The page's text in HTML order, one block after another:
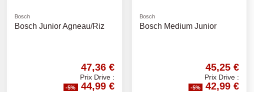
Bosch
Bosch Junior Agneau/Riz
47,36 €
Prix Drive :
-5% 44,99 €
Bosch
Bosch Medium Junior
45,25 €
Prix Drive :
-5% 42,99 €